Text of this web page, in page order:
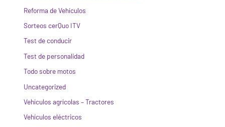
Reforma de Vehículos
Sorteos cerQuo ITV
Test de conducir
Test de personalidad
Todo sobre motos
Uncategorized
Vehículos agrícolas – Tractores
Vehículos eléctricos